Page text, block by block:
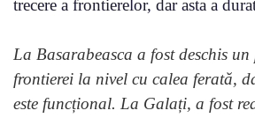
trecere a frontierelor, dar asta a
La Basarabeasca a fost deschis un
frontierei la nivel cu calea ferată,
este funcțional. La Galați, a fost